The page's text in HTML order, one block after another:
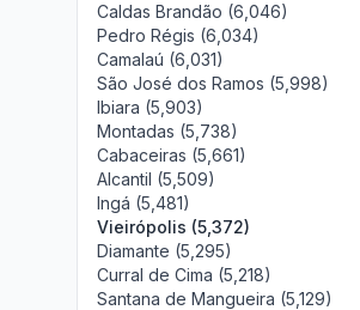
Caldas Brandão (6,046)
Pedro Régis (6,034)
Camalaú (6,031)
São José dos Ramos (5,998)
Ibiara (5,903)
Montadas (5,738)
Cabaceiras (5,661)
Alcantil (5,509)
Ingá (5,481)
Vieirópolis (5,372)
Diamante (5,295)
Curral de Cima (5,218)
Santana de Mangueira (5,129)